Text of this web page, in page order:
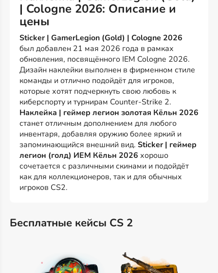
| Cologne 2026: Описание и
цены
Sticker | GamerLegion (Gold) | Cologne 2026
был добавлен 21 мая 2026 года в рамках
обновления, посвящённого IEM Cologne 2026.
Дизайн наклейки выполнен в фирменном стиле
команды и отлично подойдёт для игроков,
которые хотят подчеркнуть свою любовь к
киберспорту и турнирам Counter-Strike 2.
Наклейка | геймер легион золотая Кёльн 2026
станет отличным дополнением для любого
инвентаря, добавляя оружию более яркий и
запоминающийся внешний вид. Sticker | геймер
легион (голд) ИЕМ Кёльн 2026 хорошо
сочетается с различными скинами и подойдёт
как для коллекционеров, так и для обычных
игроков CS2.
Бесплатные кейсы CS 2